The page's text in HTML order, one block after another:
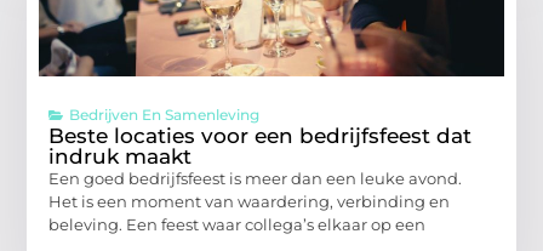
Bedrijven En Samenleving
Beste locaties voor een bedrijfsfeest dat
indruk maakt
Een goed bedrijfsfeest is meer dan een leuke avond.
Het is een moment van waardering, verbinding en
beleving. Een feest waar collega’s elkaar op een